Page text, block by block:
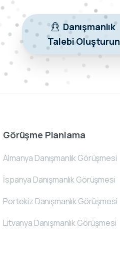
Danışmanlık
Talebi Oluşturun
Görüşme Planlama
Almanya Danışmanlık Görüşmesi
İspanya Danışmanlık Görüşmesi
Portekiz Danışmanlık Görüşmesi
Litvanya Danışmanlık Görüşmesi